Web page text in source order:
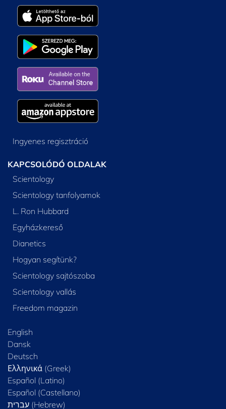
Ingyenes regisztráció
KAPCSOLÓDÓ OLDALAK
Scientology
Scientology tanfolyamok
L. Ron Hubbard
Egyházkereső
Dianetics
Hogyan segítünk?
Scientology sajtószoba
Scientology vallás
Freedom magazin
English
Dansk
Deutsch
Ελληνικά (Greek)
Español (Latino)
Español (Castellano)